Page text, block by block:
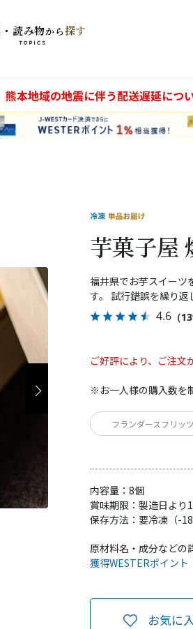
読み物から 探す
TOPICS
熊本地域の地震に伴う配送遅延につ
福井県でお芋スイーツ
す。 試行錯誤を繰り返
4.6 （
ご好評により、ご注文
※お一人様の購入数を
芋菓子屋
内容量： 8個
賞味期限： 製造日より
保存方法： 要冷凍（-
獲得WESTERポイント
お気に
原材料名・成分などの
フランダースフリッツ